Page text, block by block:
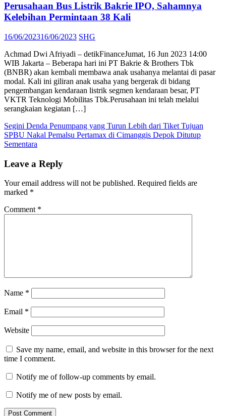
Perusahaan Bus Listrik Bakrie IPO, Sahamnya
Kelebihan Permintaan 38 Kali
Posted
16/06/202316/06/2023 Author
SHG
Achmad Dwi Afriyadi – detikFinanceJumat, 16 Jun 2023 14:00
WIB Jakarta – Beberapa hari ini PT Bakrie & Brothers Tbk
(BNBR) akan kembali membawa anak usahanya melantai di pasar
modal. Kali ini giliran anak usaha yang bergerak di bidang
pengembangan kendaraan listrik segmen kendaraan besar, PT
VKTR Teknologi Mobilitas Tbk.Perusahaan ini telah melalui
serangkaian kegiatan […]
Post
navigation
Segini Denda Penumpang yang Turun Lebih dari Tiket Tujuan
SPBU Nakal Pemalsu Pertamax di Cimanggis Depok Ditutup
Sementara
Leave a Reply
Your email address will not be published. Required fields are
marked *
Comment *
Name *
Email *
Website
Save my name, email, and website in this browser for the next
time I comment.
Notify me of follow-up comments by email.
Notify me of new posts by email.